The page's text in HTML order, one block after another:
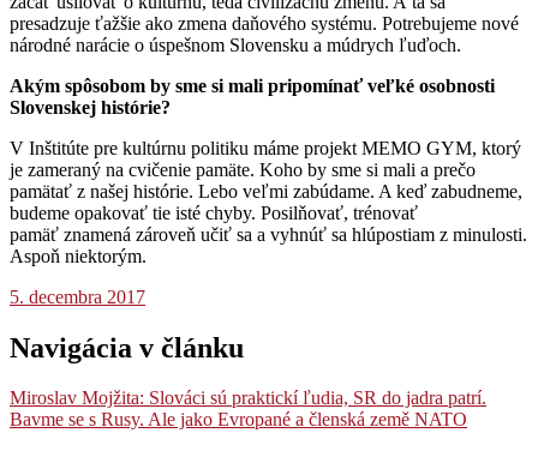
presadzuje ťažšie ako zmena daňového systému. Potrebujeme nové
národné narácie o úspešnom Slovensku a múdrych ľuďoch.
Akým spôsobom by sme si mali pripomínať veľké osobnosti
Slovenskej histórie?
V Inštitúte pre kultúrnu politiku máme projekt MEMO GYM, ktorý
je zameraný na cvičenie pamäte. Koho by sme si mali a prečo
pamätať z našej histórie. Lebo veľmi zabúdame. A keď zabudneme,
budeme opakovať tie isté chyby. Posilňovať, trénovať
pamäť znamená zároveň učiť sa a vyhnúť sa hlúpostiam z minulosti.
Aspoň niektorým.
5. decembra 2017
Navigácia v článku
Miroslav Mojžita: Slováci sú praktickí ľudia, SR do jadra patrí.
Bavme se s Rusy. Ale jako Evropané a členská země NATO